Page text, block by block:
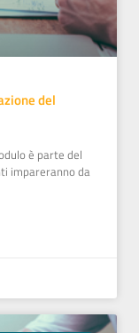
del
è parte del
impareranno da